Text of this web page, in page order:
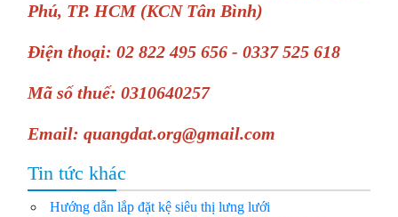
Phú, TP. HCM (KCN Tân Bình)
Điện thoại: 02 822 495 656 - 0337 525 618
Mã số thuế: 0310640257
Email: quangdat.org@gmail.com
Tin tức khác
Hướng dẫn lắp đặt kệ siêu thị lưng lưới